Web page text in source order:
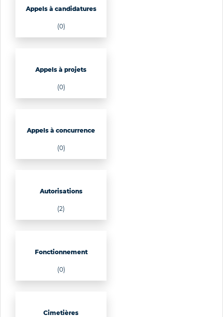
Appels à candidatures
(0)
Appels à projets
(0)
Appels à concurrence
(0)
Autorisations
(2)
Fonctionnement
(0)
Cimetières